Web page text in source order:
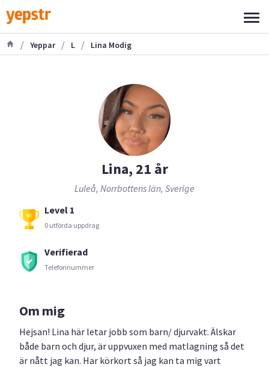
/ Yeppar / L / Lina Modig
Lina, 21 år
Luleå, Norrbottens län, Sverige
Level 1
0 utförda uppdrag
Verifierad
Telefonnummer
Om mig
Hejsan! Lina här letar jobb som barn/ djurvakt. Älskar
både barn och djur, är uppvuxen med matlagning så det
är nått jag kan. Har körkort så jag kan ta mig vart